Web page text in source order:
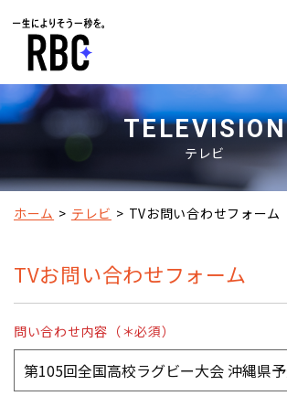
TELEVISION
テレビ
ホーム テレビ TVお問い合わせフォーム
TVお問い合わせフォーム
問い合わせ内容（＊必須）